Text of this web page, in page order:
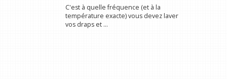
C'est à quelle fréquence (et à la
température exacte) vous devez laver
vos draps et ...